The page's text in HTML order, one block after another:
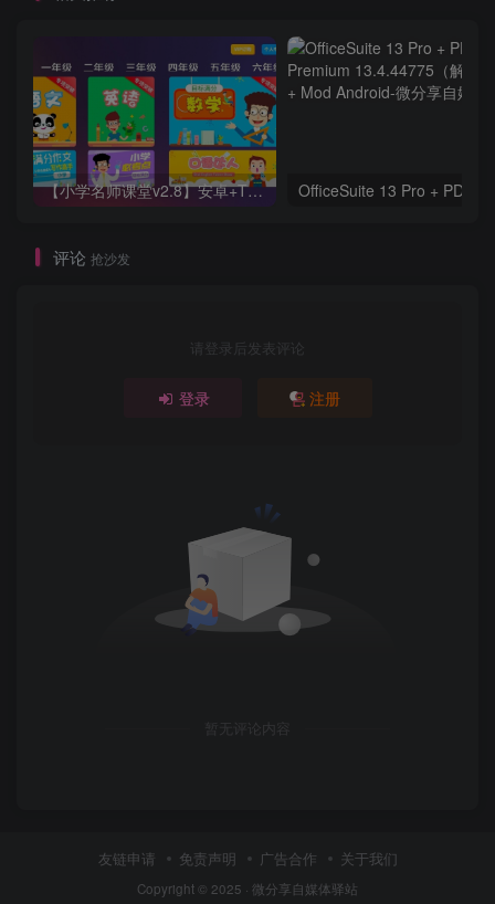
【小学名师课堂v2.8】安卓+TV 无需登入
评论 抢沙发
请登录后发表评论
登录 注册
暂无评论内容
友链申请 免责声明 广告合作 关于我们
Copyright © 2025 · 微分享自媒体驿站